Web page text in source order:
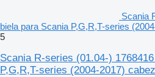
Scania
biela para Scania P,G,R,T-series
5
Scania R-series (01.04-)
P,G,R,T-series (2004-2017)